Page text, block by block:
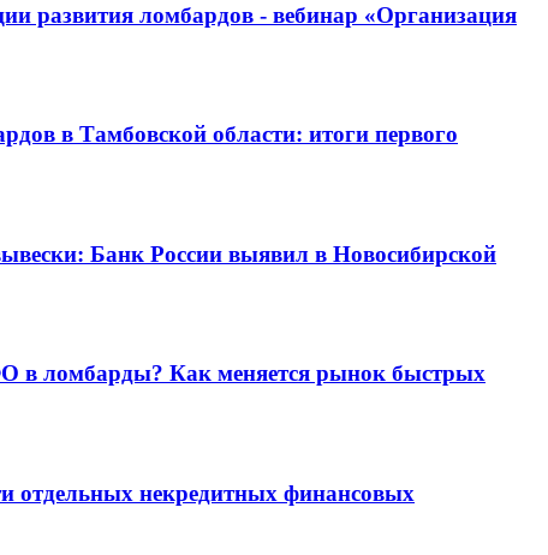
развития ломбардов - вебинар «Организация
в Тамбовской области: итоги первого
Банк России выявил в Новосибирской
в ломбарды? Как меняется рынок быстрых
отдельных некредитных финансовых